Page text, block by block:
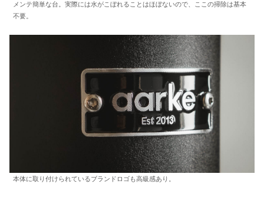
メンテ簡単な台。実際には水がこぼれることはほぼないので、ここの掃除は基本
不要。
本体に取り付けられているブランドロゴも高級感あり。